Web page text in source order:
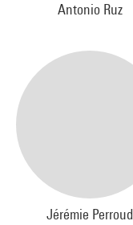
Antonio Ruz
Jérémie Perroud